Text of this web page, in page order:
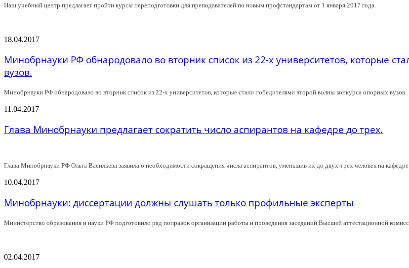
Наш учебный центр предлагает пройти курсы переподготовки для преподавателей по новым профстандартам от 1 января 2017 года.
18.04.2017
Минобрнауки РФ обнародовало во вторник список из 22-х университетов, которые
вузов.
Минобрнауки РФ обнародовало во вторник список из 22-х университетов, которые стали победителями второй волны конкурса опорных вузов.
11.04.2017
Глава Минобрнауки предлагает сократить число аспирантов на кафедре до трех.
Глава Минобрнауки РФ Ольга Васильева заявила о необходимости сокращения числа аспирантов, уменьшив их до двух-трех человек на
10.04.2017
Минобрнауки: диссертации должны слушать только профильные эксперты
Министерство образования и науки РФ подготовило ряд поправок организации работы и проведения заседаний Высшей аттестационной
02.04.2017